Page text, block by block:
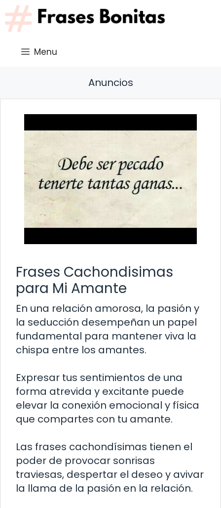
Saltar
al
contenido
Menu
Anuncios
Frases Cachondisimas
para Mi Amante
En una relación amorosa, la pasión y
la seducción desempeñan un papel
fundamental para mantener viva la
chispa entre los amantes.
Expresar tus sentimientos de una
forma atrevida y excitante puede
elevar la conexión emocional y física
que compartes con tu amante.
Las frases cachondísimas tienen el
poder de provocar sonrisas
traviesas, despertar el deseo y avivar
la llama de la pasión en la relación.